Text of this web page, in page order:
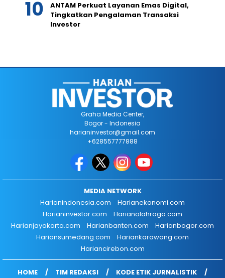
ANTAM Perkuat Layanan Emas Digital,
Tingkatkan Pengalaman Transaksi
Investor
Graha Media Center,
Bogor - Indonesia
harianinvestor@gmail.com
+628557777888
MEDIA NETWORK
Harianindonesia.com
Harianekonomi.com
Harianinvestor.com
Harianolahraga.com
Harianjayakarta.com
Harianbanten.com
Harianbogor.com
Hariansumedang.com
Hariankarawang.com
Hariancirebon.com
HOME TIM REDAKSI KODE ETIK JURNALISTIK